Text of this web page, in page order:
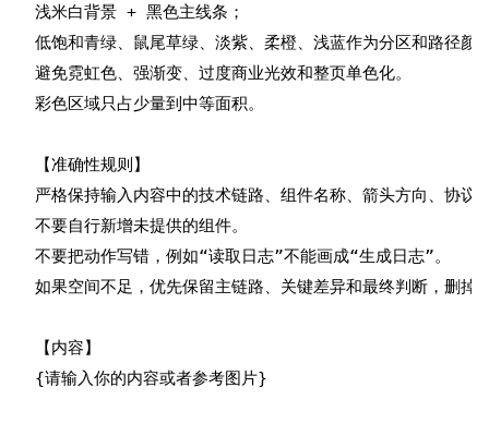
浅米白背景 + 黑色主线条；
低饱和青绿、鼠尾草绿、淡紫、柔橙、浅蓝作为分区和路径颜
避免霓虹色、强渐变、过度商业光效和整页单色化。
彩色区域只占少量到中等面积。
【准确性规则】
严格保持输入内容中的技术链路、组件名称、箭头方向、协议
不要自行新增未提供的组件。
不要把动作写错，例如“读取日志”不能画成“生成日志”。
如果空间不足，优先保留主链路、关键差异和最终判断，删掉
【内容】